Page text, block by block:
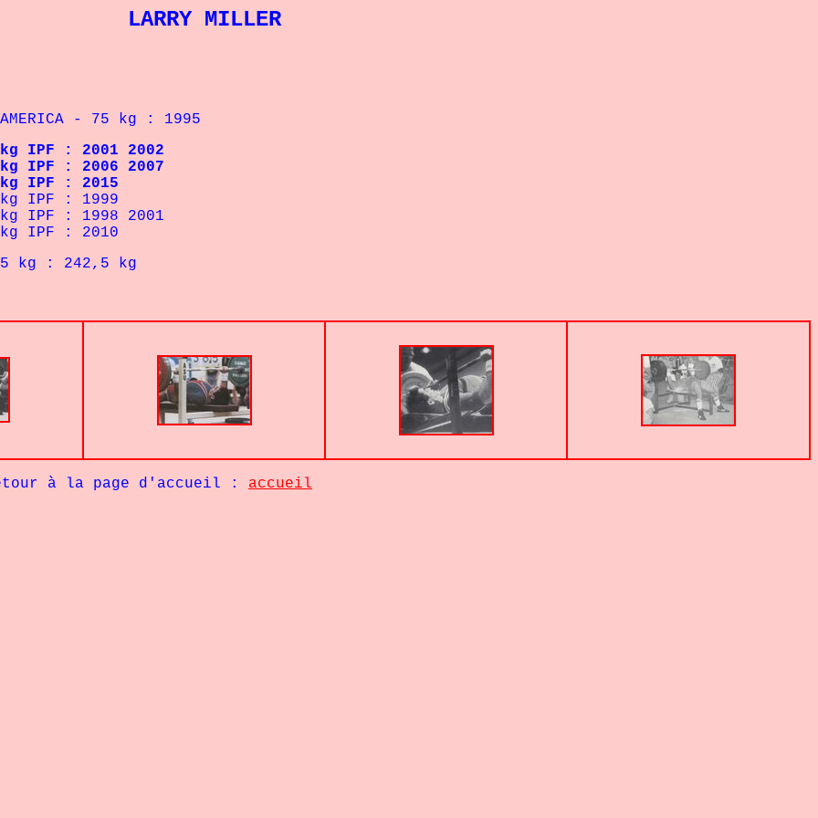
LARRY MILLER
- 75 kg : 1995
IPF
: 2001 2002
IPF
: 2006 2007
IPF
: 2015
IPF
: 1999
IPF
: 1998 2001
IPF
: 2010
242,5 kg
à la page d'accueil : accueil